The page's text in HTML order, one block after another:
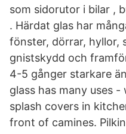
som sidorutor i bilar ,
. Härdat glas har
fönster, dörrar, hyllor,
gnistskydd och
4-5 gånger starkare
glass has many uses
splash covers in
front of camines.